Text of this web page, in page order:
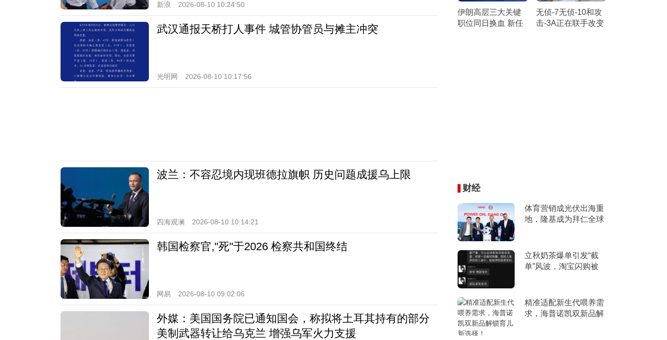
新浪 2026-08-10 10:24:50
武汉通报天桥打人事件 城管协管员与摊主冲突
光明网 2026-08-10 10:17:56
波兰：不容忍境内现班德拉旗帜 历史问题成援乌上限
四海观澜 2026-08-10 10:14:21
韩国检察官,"死"于2026 检察共和国终结
网易 2026-08-10 09:02:06
外媒：美国国务院已通知国会，称拟将土耳其持有的部分
美制武器转让给乌克兰 增强乌军火力支援
伊朗高层三大关键
职位同日换血 新任
无侦-7无侦-10和攻
击-3A正在联手改变
财经
体育营销成光伏出海重
地，隆基成为拜仁全球
立秋奶茶爆单引发“截
单”风波，淘宝闪购被
精准适配新生代喂养需
求，海普诺凯双新品解